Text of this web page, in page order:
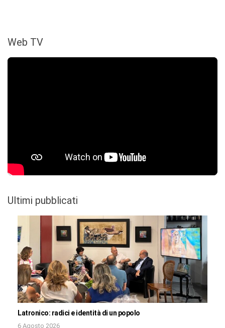
Web TV
Ultimi pubblicati
Latronico: radici e identità di un popolo
6 Agosto 2026